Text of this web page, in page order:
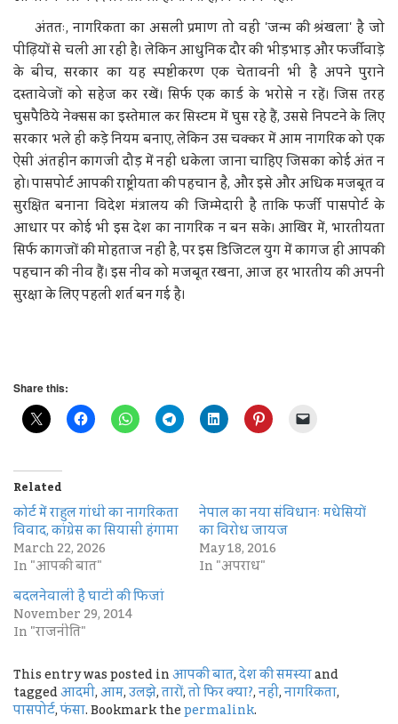
अंततः, नागरिकता का असली प्रमाण तो वही 'जन्म की श्रंखला' है जो
पीढ़ियों से चली आ रही है। लेकिन आधुनिक दौर की भीड़भाड़ और फर्जीवाड़े
के बीच, सरकार का यह स्पष्टीकरण एक चेतावनी भी है अपने पुराने
दस्तावेजों को सहेज कर रखें। सिर्फ एक कार्ड के भरोसे न रहें। जिस तरह
घुसपैठिये नेक्सस का इस्तेमाल कर सिस्टम में घुस रहे हैं, उससे निपटने के लिए
सरकार भले ही कड़े नियम बनाए, लेकिन उस चक्कर में आम नागरिक को एक
ऐसी अंतहीन कागजी दौड़ में नहीं धकेला जाना चाहिए जिसका कोई अंत न
हो। पासपोर्ट आपकी राष्ट्रीयता की पहचान है, और इसे और अधिक मजबूत व
सुरक्षित बनाना विदेश मंत्रालय की जिम्मेदारी है ताकि फर्जी पासपोर्ट के
आधार पर कोई भी इस देश का नागरिक न बन सके। आखिर में, भारतीयता
सिर्फ कागजों की मोहताज नहीं है, पर इस डिजिटल युग में कागज ही आपकी
पहचान की नींव हैं। इस नींव को मजबूत रखना, आज हर भारतीय की अपनी
सुरक्षा के लिए पहली शर्त बन गई है।
Share this:
Related
कोर्ट में राहुल गांधी का नागरिकता
विवाद, कांग्रेस का सियासी हंगामा
March 22, 2026
In "आपकी बात"
नेपाल का नया संविधानः मधेसियों
का विरोध जायज
May 18, 2016
In "अपराध"
बदलनेवाली है घाटी की फिजां
November 29, 2014
In "राजनीति"
This entry was posted inआपकी बात,देश की समस्याand
taggedआदमी,आम,उलझे,तारों,तो फिर क्या?,नहीं,नागरिकता,
पासपोर्ट,फंसा. Bookmark thepermalink.